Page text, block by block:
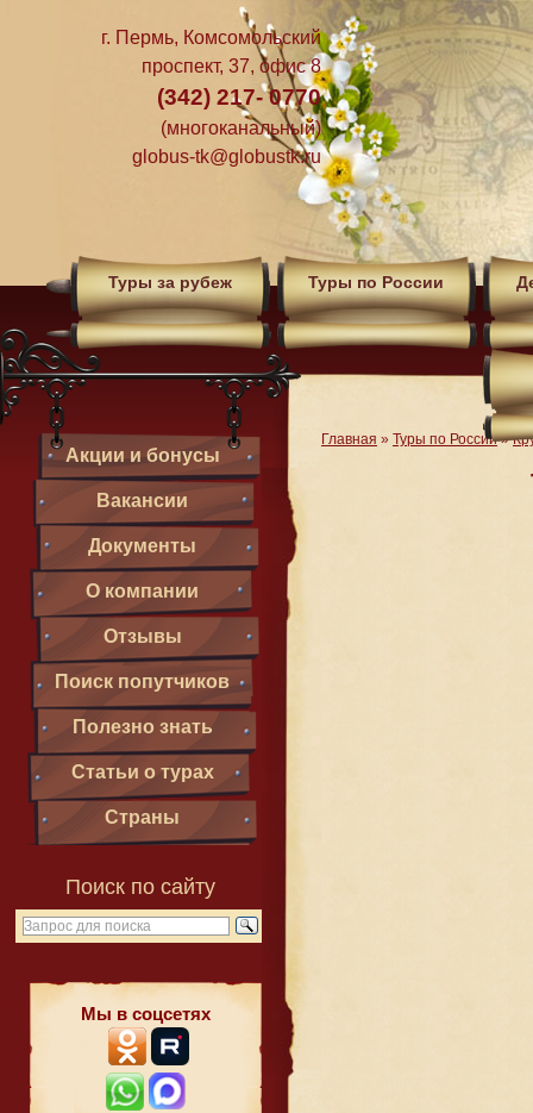
г. Пермь, Комсомольский
проспект, 37, офис 8
(342) 217- 0770
(многоканальный)
globus-tk@globustk.ru
Туры за рубеж Туры по России
Акции и бонусы
Вакансии
Документы
О компании
Отзывы
Поиск попутчиков
Полезно знать
Статьи о турах
Страны
Поиск по сайту
Мы в соцсетях
Главная » Туры по России»